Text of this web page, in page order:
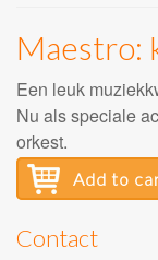
Maestro:
Een leuk
Nu als speciale
orkest.
Add to
Contact